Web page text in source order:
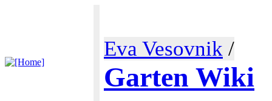
Eva Vesovnik /
Garten Wiki